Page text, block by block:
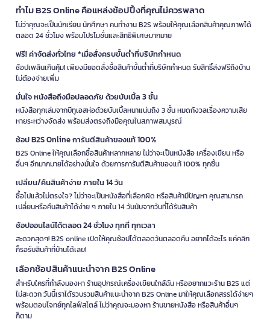
ทำไม B2S Online คือแหล่งช้อปปิ้งที่คุณไม่ควรพลาด
ไม่ว่าคุณจะเป็นนักเรียน นักศึกษา คนทำงาน B2S พร้อมให้คุณเลือกสินค้าคุณภาพได้
ตลอด 24 ชั่วโมง พร้อมโปรโมชั่นและสิทธิพิเศษมากมาย
ฟรี! ค่าจัดส่งทั่วไทย *เมื่อสั่งครบขั้นต่ำที่บริษัทกำหนด
ช้อปเพลินเกินคุ้ม! เพียงมียอดสั่งซื้อสินค้าขั้นต่ำที่บริษัทกำหนด รับสิทธิ์ส่งฟรีถึงบ้าน
ไม่ต้องจ่ายเพิ่ม
มั่นใจ หนังสือถึงมือปลอดภัย ด้วยบับเบิ้ล 3 ชั้น
หนังสือทุกเล่มจากบีทูเอสห่อด้วยบับเบิ้ลหนาแน่นถึง 3 ชั้น หมดกังวลเรื่องความเสีย
หายระหว่างจัดส่ง พร้อมส่งตรงถึงมือคุณในสภาพสมบูรณ์
ช้อป B2S Online การันตีสินค้าของแท้ 100%
B2S Online ให้คุณเลือกซื้อสินค้าหลากหลาย ไม่ว่าจะเป็นหนังสือ เครื่องเขียน หรือ
อื่นๆ อีกมากมายได้อย่างมั่นใจ ด้วยการการันตีสินค้าของแท้ 100% ทุกชิ้น
เปลี่ยน/คืนสินค้าง่าย ภายใน 14 วัน
ซื้อไปแล้วไม่ตรงใจ? ไม่ว่าจะเป็นหนังสือที่เลือกผิด หรือสินค้ามีปัญหา คุณสามารถ
เปลี่ยนหรือคืนสินค้าได้ง่าย ๆ ภายใน 14 วันนับจากวันที่ได้รับสินค้า
ช้อปออนไลน์ได้ตลอด 24 ชั่วโมง ทุกที่ ทุกเวลา
สะดวกสุดๆ! B2S online เปิดให้คุณช้อปได้ตลอดวันตลอดคืน อยากได้อะไร แค่คลิก
ก็รอรับสินค้าที่บ้านได้เลย!
เลือกช้อปสินค้าแนะนำจาก B2S Online
สำหรับใครที่กำลังมองหา ร้านอุปกรณ์เครื่องเขียนใกล้ฉัน หรืออยากแวะร้าน B2S แต่
ไม่สะดวก วันนี้เราได้รวบรวมสินค้าแนะนำจาก B2S Online มาให้คุณเลือกสรรได้ง่ายๆ
พร้อมตอบโจทย์ทุกไลฟ์สไตล์ ไม่ว่าคุณจะมองหา ร้านขายหนังสือ หรือสินค้าอื่นๆ
ก็ตาม